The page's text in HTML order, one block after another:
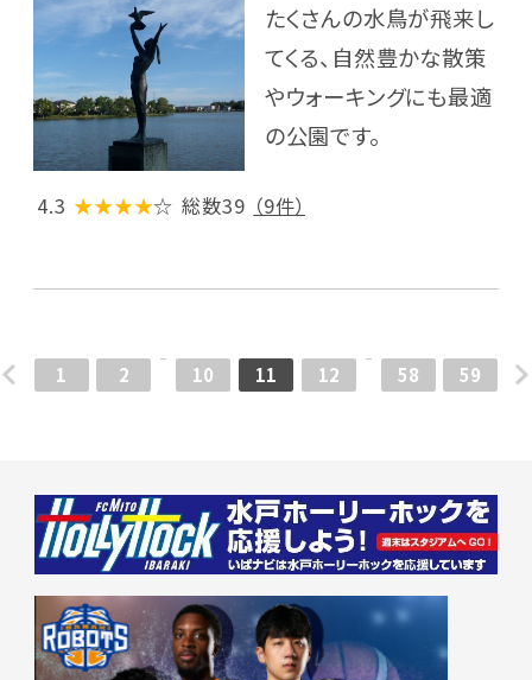
たくさんの水鳥が飛来し
てくる、自然豊かな散策
やウォーキングにも最適
の公園です。
4.3 ★★★★☆ 総数39 （9件）
1 2 10 11 12 58 59